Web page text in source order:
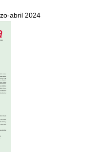
abril 2024